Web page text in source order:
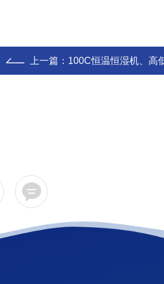
上一篇： 100C恒温恒湿机、高低